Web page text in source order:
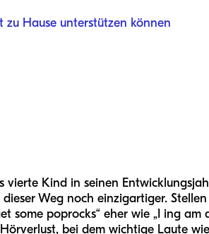
Hause unterstützen können
vierte Kind in seinen
Weg noch einzigartiger.
some poprocks“ eher wie „I ing
bei dem wichtige Laute wie